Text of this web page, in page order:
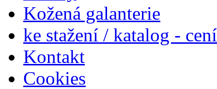
Kožená galanterie
ke stažení / katalog -
Kontakt
Cookies